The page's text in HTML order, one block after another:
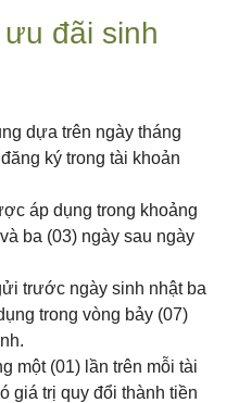
đãi sinh
dựa trên ngày tháng
ký trong tài khoản
áp dụng trong khoảng
ba (03) ngày sau ngày
trước ngày sinh nhật ba
trong vòng bảy (07)
một (01) lần trên mỗi tài
giá trị quy đổi thành tiền